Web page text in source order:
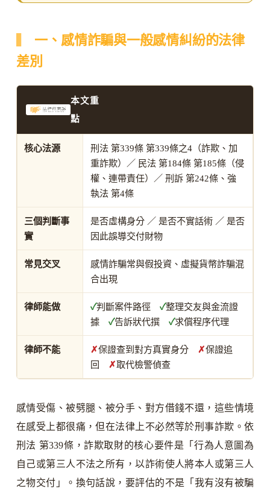
一、感情詐騙與一般感情糾紛的法律
差別
本文重
點
核心法源
刑法 第339條 第339條之4（詐欺、加
重詐欺）／ 民法 第184條 第185條（侵
權、連帶責任）／ 刑訴 第242條、強
執法 第4條
三個判斷事
實
是否虛構身分 ／ 是否不實話術 ／ 是否
因此誤導交付財物
常見交叉
感情詐騙常與假投資、虛擬貨幣詐騙混
合出現
律師能做 ✓判斷案件路徑✓整理交友與金流證
據✓告訴狀代撰✓求償程序代理
律師不能 ✗保證查到對方真實身分 ✗保證追
回 ✗取代檢警偵查
感情受傷、被劈腿、被分手、對方借錢不還，這些情境
在感受上都很痛，但在法律上不必然等於刑事詐欺。依
刑法 第339條，詐欺取財的核心要件是「行為人意圖為
自己或第三人不法之所有，以詐術使人將本人或第三人
之物交付」。換句話說，要評估的不是「我有沒有被騙